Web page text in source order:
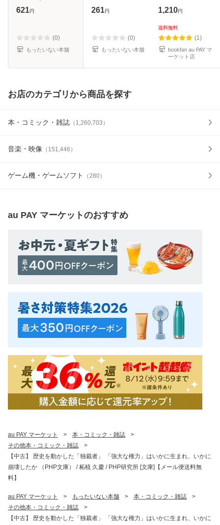
いかに生まれ、い
植 久慶 / PHP研究
所 [文庫]【メ
621円
(0)
もったいない本舗
[文庫]【メール便送
261円
(0)
もったいない本舗
1,210円
送料無料
(1)
bookfan au PAY マ
ーケット店
お店のカテゴリから商品を探す
本・コミック・雑誌 （ 1,260,703 ）
音楽・映像 （ 151,446 ）
ゲーム機・ゲームソフト （280）
au PAY マーケットのおすすめ
au PAY マーケット > 本・コミック・雑誌
>
その他本・コミック・雑誌
>
【中古】 歴史を動かした「独裁者」 「強大な権力」はいかに生まれ、いかに
崩壊したか （PHP文庫） / 柘植 久慶 / PHP研究所 [文庫]【メール便送料無
料】
au PAY マーケット > もったいない本舗 > 本・コミック・雑誌
>
その他本・コミック・雑誌
>
【中古】 歴史を動かした「独裁者」 「強大な権力」はいかに生まれ、いかに